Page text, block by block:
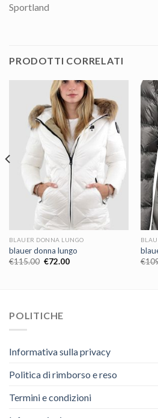
Sportland
PRODOTTI CORRELATI
BLAUER DONNA LUNGO
blauer donna lungo
€115.00 €72.00
€
POLITICHE
Informativa sulla privacy
Politica di rimborso e reso
Termini e condizioni